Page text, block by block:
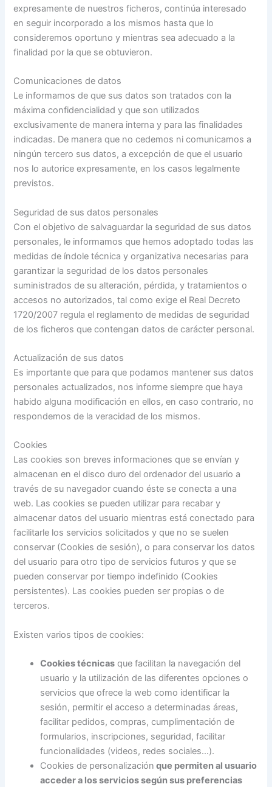
expresamente de nuestros ficheros, continúa interesado
en seguir incorporado a los mismos hasta que lo
consideremos oportuno y mientras sea adecuado a la
finalidad por la que se obtuvieron.
Comunicaciones de datos
Le informamos de que sus datos son tratados con la
máxima confidencialidad y que son utilizados
exclusivamente de manera interna y para las finalidades
indicadas. De manera que no cedemos ni comunicamos a
ningún tercero sus datos, a excepción de que el usuario
nos lo autorice expresamente, en los casos legalmente
previstos.
Seguridad de sus datos personales
Con el objetivo de salvaguardar la seguridad de sus datos
personales, le informamos que hemos adoptado todas las
medidas de índole técnica y organizativa necesarias para
garantizar la seguridad de los datos personales
suministrados de su alteración, pérdida, y tratamientos o
accesos no autorizados, tal como exige el Real Decreto
1720/2007 regula el reglamento de medidas de seguridad
de los ficheros que contengan datos de carácter personal.
Actualización de sus datos
Es importante que para que podamos mantener sus datos
personales actualizados, nos informe siempre que haya
habido alguna modificación en ellos, en caso contrario, no
respondemos de la veracidad de los mismos.
Cookies
Las cookies son breves informaciones que se envían y
almacenan en el disco duro del ordenador del usuario a
través de su navegador cuando éste se conecta a una
web. Las cookies se pueden utilizar para recabar y
almacenar datos del usuario mientras está conectado para
facilitarle los servicios solicitados y que no se suelen
conservar (Cookies de sesión), o para conservar los datos
del usuario para otro tipo de servicios futuros y que se
pueden conservar por tiempo indefinido (Cookies
persistentes). Las cookies pueden ser propias o de
terceros.
Existen varios tipos de cookies:
Cookies técnicas que facilitan la navegación del
usuario y la utilización de las diferentes opciones o
servicios que ofrece la web como identificar la
sesión, permitir el acceso a determinadas áreas,
facilitar pedidos, compras, cumplimentación de
formularios, inscripciones, seguridad, facilitar
funcionalidades (videos, redes sociales…).
Cookies de personalización que permiten al usuario
acceder a los servicios según sus preferencias